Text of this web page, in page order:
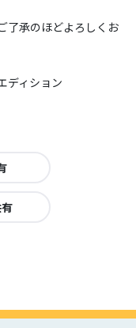
了承のほどよろしくお
ディション